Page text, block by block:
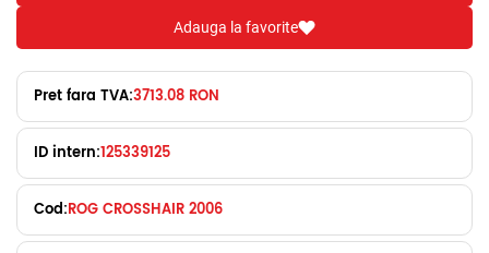
Adauga la favorite
Pret fara TVA:3713.08 RON
ID intern:125339125
Cod:ROG CROSSHAIR 2006